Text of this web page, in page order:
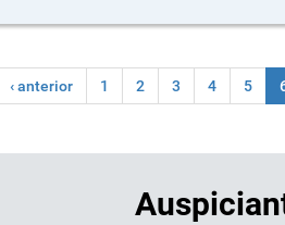
‹ anterior 1 2 3 4 5